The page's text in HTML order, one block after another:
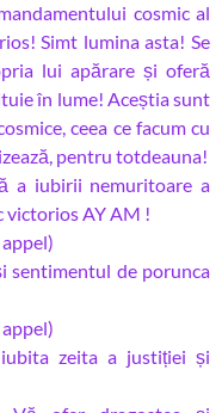
cosmic al
Simt lumina asta! Se
lui apărare și oferă
în lume! Aceștia sunt
ceea ce facum cu
pentru totdeauna!
a iubirii nemuritoare a
victorios AY AM !
sentimentul de porunca
zeita a justiției și